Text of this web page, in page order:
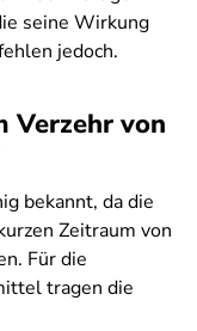
seine Wirkung
jedoch.
Verzehr von
bekannt, da die
Zeitraum von
Für die
tragen die